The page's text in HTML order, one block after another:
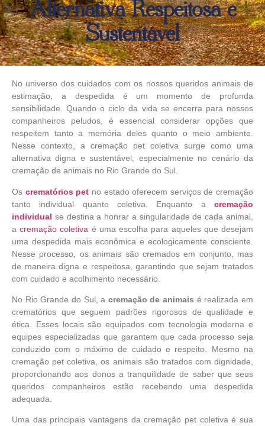
Alternativa Respeitosa e
Sustentável
No universo dos cuidados com os nossos queridos animais de
estimação, a despedida é um momento de profunda
sensibilidade. Quando o ciclo da vida se encerra para nossos
companheiros peludos, é essencial considerar opções que
respeitem tanto a memória deles quanto o meio ambiente.
Nesse contexto, a cremação pet coletiva surge como uma
alternativa digna e sustentável, especialmente no cenário da
cremação de animais no Rio Grande do Sul.
Os crematórios pet no estado oferecem serviços de cremação
tanto individual quanto coletiva. Enquanto a cremação
individual se destina a honrar a singularidade de cada animal,
acremação coletiva é uma escolha para aqueles que desejam
uma despedida mais econômica e ecologicamente consciente.
Nesse processo, os animais são cremados em conjunto, mas
de maneira digna e respeitosa, garantindo que sejam tratados
com cuidado e acolhimento necessário.
No Rio Grande do Sul, a cremação de animais é realizada em
crematórios que seguem padrões rigorosos de qualidade e
ética. Esses locais são equipados com tecnologia moderna e
equipes especializadas que garantem que cada processo seja
conduzido com o máximo de cuidado e respeito. Mesmo na
cremação pet coletiva, os animais são tratados com dignidade,
proporcionando aos donos a tranquilidade de saber que seus
queridos companheiros estão recebendo uma despedida
adequada.
Uma das principais vantagens da cremação pet coletiva é sua